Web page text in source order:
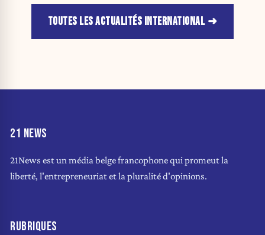
TOUTES LES ACTUALITÉS INTERNATIONAL
21 NEWS
21News est un média belge francophone qui promeut la
liberté, l'entrepreneuriat et la pluralité d'opinions.
RUBRIQUES